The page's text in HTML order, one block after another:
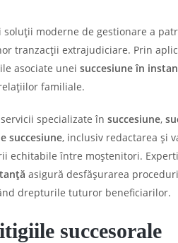
moderne de gestionare a
tranzacții extrajudiciare. Prin
asociate unei succesiune în
familiale.
specializate în succesiune,
succesiune, inclusiv redactarea și
echitabile între moștenitori.
asigură desfășurarea
drepturile tuturor beneficiarilor.
succesorale